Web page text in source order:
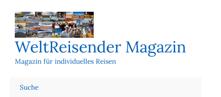
Inhalt
springen
WeltReisender Magazin
Magazin für individuelles Reisen
Suche